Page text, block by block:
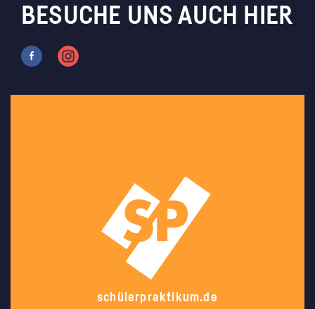
BESUCHE UNS AUCH HIER
schülerpraktikum.de